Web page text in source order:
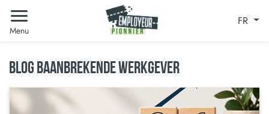
Menu
FR
BLOG BAANBREKENDE WERKGEVER